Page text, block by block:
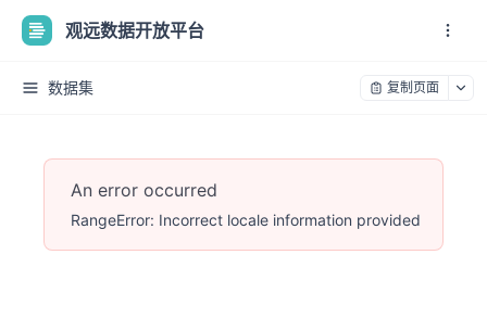
观远数据开放平台
数据集 复制页面
An error occurred
RangeError: Incorrect locale information provided